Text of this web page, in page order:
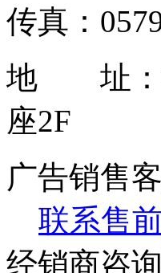
传真：
地 址：中
座2F
广告销售
联系售
经销商咨